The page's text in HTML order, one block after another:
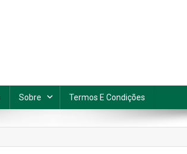
Sobre Termos E Condições